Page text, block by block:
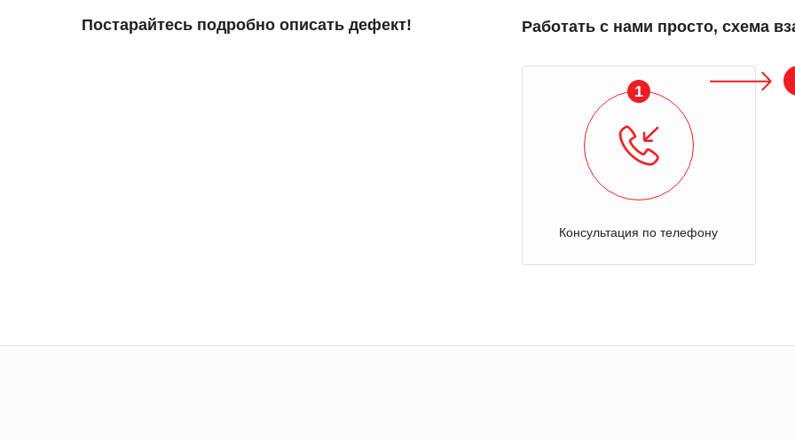
Постарайтесь подробно описать дефект! Работать с нами просто, схема
1
Консультация по телефону